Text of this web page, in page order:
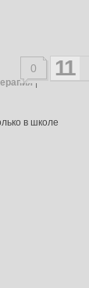
0 11
|
в школе